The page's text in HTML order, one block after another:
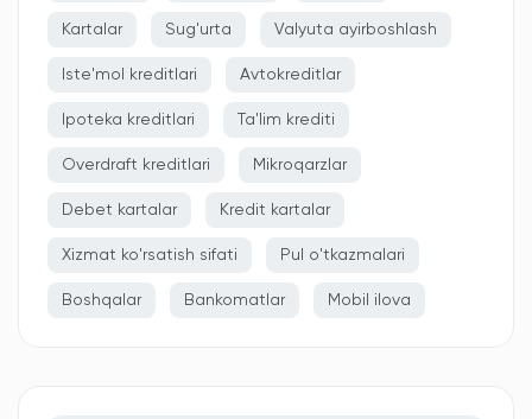
Kartalar Sug'urta Valyuta ayirboshlash
Iste'mol kreditlari Avtokreditlar
Ipoteka kreditlari Ta'lim krediti
Overdraft kreditlari Mikroqarzlar
Debet kartalar Kredit kartalar
Xizmat ko'rsatish sifati Pul o'tkazmalari
Boshqalar Bankomatlar Mobil ilova